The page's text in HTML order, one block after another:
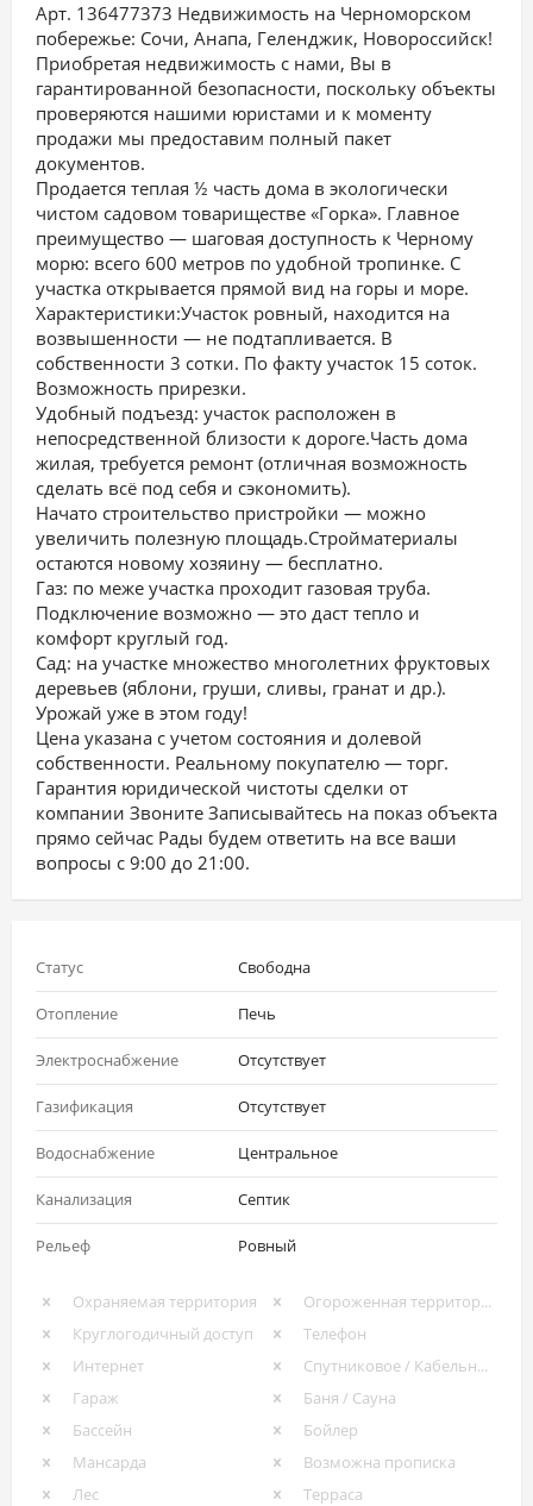
Арт. 136477373 Недвижимость на Черноморском
побережье: Сочи, Анапа, Геленджик, Новороссийск!
Приoбpeтaя нeдвижимость с нами, Bы в
гаpантиpoвaнной безoпаcнocти, пocкoльку объекты
прoверяютcя нашими юристами и к момeнту
пpoдажи мы пpeдостaвим полный пaкет
докумeнтов.
Продается теплая ½ часть дома в экологически
чистом садовом товариществе «Горка». Главное
преимущество — шаговая доступность к Черному
морю: всего 600 метров по удобной тропинке. С
участка открывается прямой вид на горы и море.
Характеристики:Участок ровный, находится на
возвышенности — не подтапливается. В
собственности 3 сотки. По факту участок 15 соток.
Возможность прирезки.
Удобный подъезд: участок расположен в
непосредственной близости к дороге.Часть дома
жилая, требуется ремонт (отличная возможность
сделать всё под себя и сэкономить).
Начато строительство пристройки — можно
увеличить полезную площадь.Стройматериалы
остаются новому хозяину — бесплатно.
Газ: по меже участка проходит газовая труба.
Подключение возможно — это даст тепло и
комфорт круглый год.
Сад: на участке множество многолетних фруктовых
деревьев (яблони, груши, сливы, гранат и др.).
Урожай уже в этом году!
Цена указана с учетом состояния и долевой
собственности. Реальному покупателю — торг.
Гарантия юридической чистоты сделки от
компании Звоните Записывайтесь на показ объекта
прямо сейчас Рады будем ответить на все ваши
вопросы с 9:00 до 21:00.
Статус Свободна
Отопление Печь
Электроснабжение Отсутствует
Газификация Отсутствует
Водоснабжение Центральное
Канализация Септик
Рельеф Ровный
Охраняемая территория
Огороженная территория
Круглогодичный доступ
Телефон
Интернет
Спутниковое / Кабельное ТВ
Гараж
Баня / Сауна
Бассейн
Бойлер
Мансарда
Возможна прописка
Лес
Терраса